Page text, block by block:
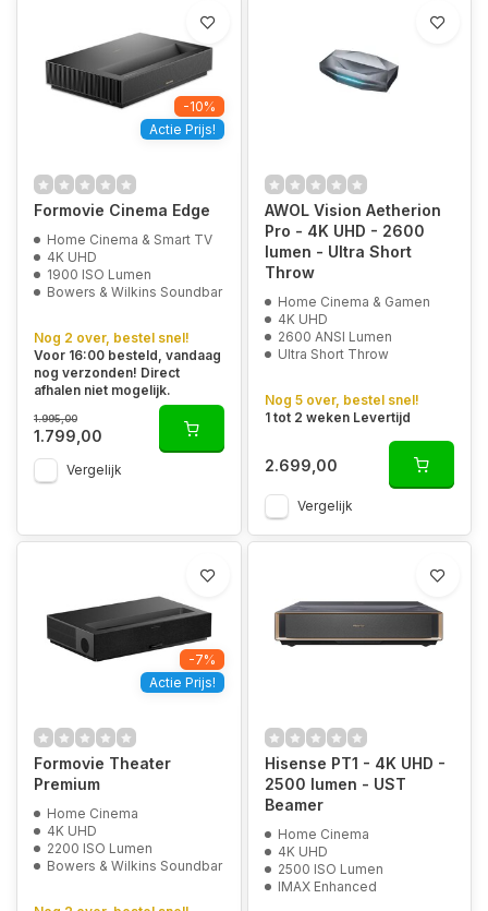
-10%
Actie Prijs!
Formovie Cinema Edge
Home Cinema & Smart TV
4K UHD
1900 ISO Lumen
Bowers & Wilkins Soundbar
Nog 2 over, bestel snel!
Voor 16:00 besteld, vandaag
nog verzonden! Direct
afhalen niet mogelijk.
1.995,00
1.799,00
Vergelijk
AWOL Vision Aetherion
Pro - 4K UHD - 2600
lumen - Ultra Short
Throw
Home Cinema & Gamen
4K UHD
2600 ANSI Lumen
Ultra Short Throw
Nog 5 over, bestel snel!
1 tot 2 weken Levertijd
2.699,00
Vergelijk
-7%
Actie Prijs!
Formovie Theater
Premium
Home Cinema
4K UHD
2200 ISO Lumen
Bowers & Wilkins Soundbar
Hisense PT1 - 4K UHD -
2500 lumen - UST
Beamer
Home Cinema
4K UHD
2500 ISO Lumen
IMAX Enhanced